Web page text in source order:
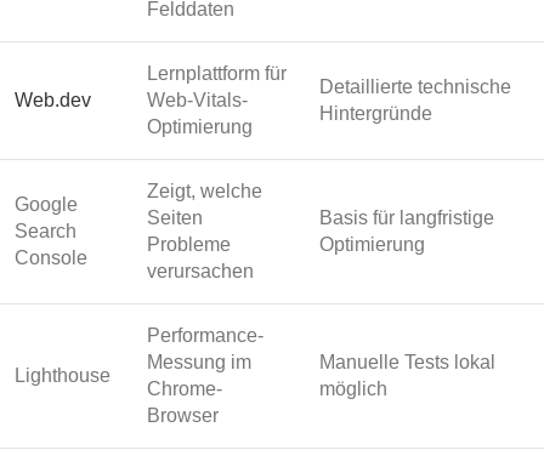
Felddaten
Web.dev
Lernplattform für
Web-Vitals-
Optimierung
Detaillierte technische
Hintergründe
Google
Search
Console
Zeigt, welche
Seiten
Probleme
verursachen
Basis für langfristige
Optimierung
Lighthouse
Performance-
Messung im
Chrome-
Browser
Manuelle Tests lokal
möglich